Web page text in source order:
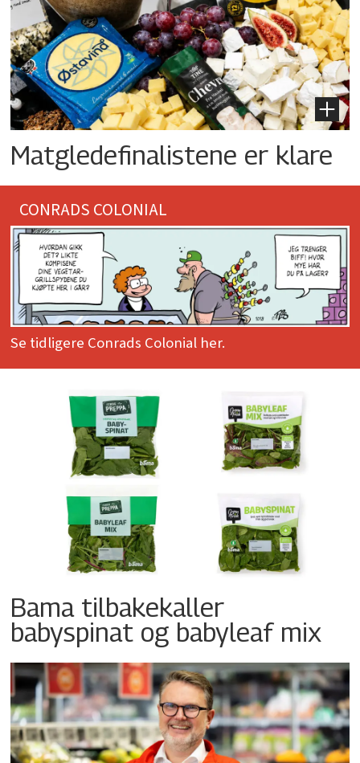
Matgledefinalistene er klare
CONRADS COLONIAL
Se tidligere Conrads Colonial her.
Bama tilbakekaller
babyspinat og babyleaf mix